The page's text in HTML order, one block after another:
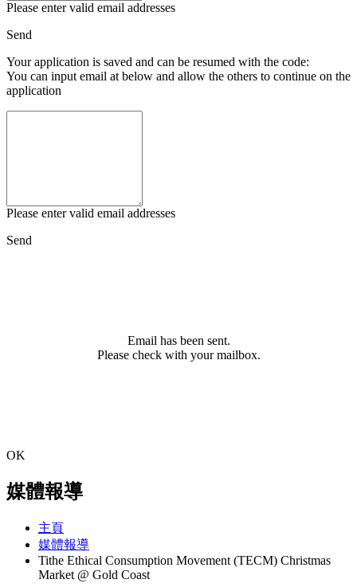
Please enter valid email addresses
Send
Your application is saved and can be resumed with the code:
You can input email at below and allow the others to continue on the
application
Please enter valid email addresses
Send
Email has been sent.
Please check with your mailbox.
OK
媒體報導
主頁
媒體報導
Tithe Ethical Consumption Movement (TECM) Christmas
Market @ Gold Coast